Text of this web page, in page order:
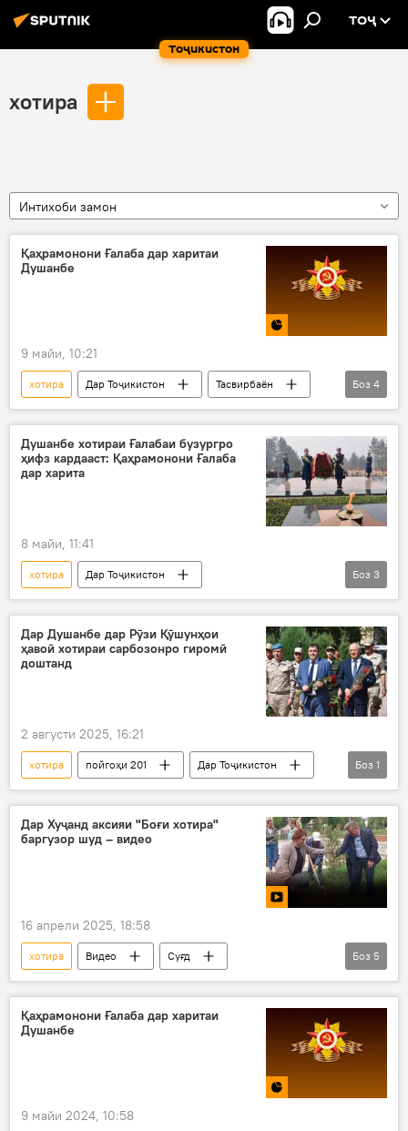
Тоҷикистон
ТОҶ
хотира
Интихоби замон
Қаҳрамонони Ғалаба дар харитаи
Душанбе
9 майи, 10:21
хотира Дар Тоҷикистон
Тасвирбаён
Душанбе
қаҳрамон
81-солгарди Ғалаба дар Ҷанги Бузурги Ватанӣ
Рӯзи ғалаба
Боз 4
Душанбе хотираи Ғалабаи бузургро
ҳифз кардааст: Қаҳрамонони Ғалаба
дар харита
8 майи, 11:41
хотира
Дар Тоҷикистон
81-солгарди Ғалаба дар Ҷанги Бузурги Ватанӣ
Рӯзи ғалаба
Қаҳрамонони Иттиҳоди Шӯравӣ аз Тоҷикистон
Боз 3
Дар Душанбе дар Рӯзи Қӯшунҳои
ҳавоӣ хотираи сарбозонро гиромӣ
доштанд
2 августи 2025, 16:21
хотира пойгоҳи 201
Дар Тоҷикистон
пос доштани хотир
Боз 1
Дар Хуҷанд аксияи "Боғи хотира"
баргузор шуд – видео
16 апрели 2025, 18:58
хотира Видео
Суғд
ниҳолшинонӣ
Русия
ғалаба
81-солгарди Ғалаба дар Ҷанги Бузурги Ватанӣ
Боз 5
Қаҳрамонони Ғалаба дар харитаи
Душанбе
9 майи 2024, 10:58